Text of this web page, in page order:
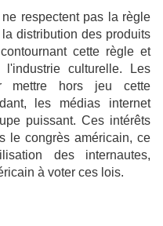
respectent pas la règle
distribution des produits
cette règle et
culturelle. Les
mettre hors jeu cette
les médias internet
puissant. Ces intérêts
le congrès américain, ce
des internautes,
à voter ces lois.